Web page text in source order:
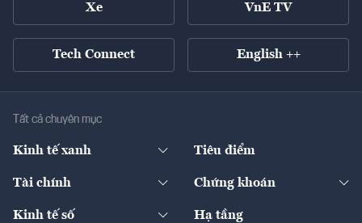
Xe VnE TV
Tech Connect English ++
Tất cả chuyên mục
Kinh tế xanh Tiêu điểm
Tài chính
Ngân hàng
Chứng khoán
Doanh nghiệp niêm yết
Kinh tế số Hạ tầng